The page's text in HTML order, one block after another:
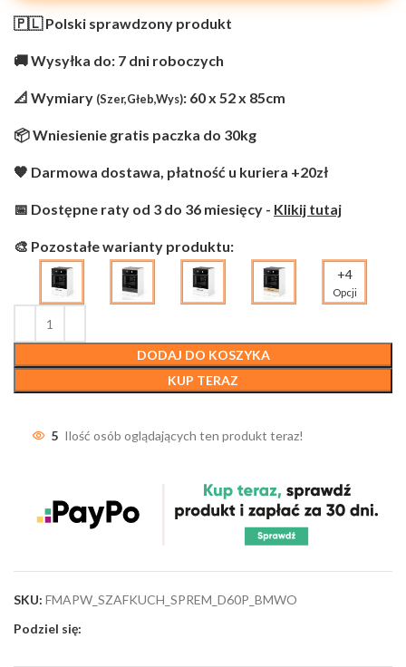
🇵🇱 Polski sprawdzony produkt
🚚 Wysyłka do: 7 dni roboczych
📐 Wymiary (Szer,Głeb,Wys): 60 x 52 x 85cm
📦 Wniesienie gratis paczka do 30kg
🧡 Darmowa dostawa, płatność u kuriera +20zł
📅 Dostępne raty od 3 do 36 miesięcy - Klikij tutaj
🎨 Pozostałe warianty produktu:
+4
Opcji
DODAJ DO KOSZYKA
KUP TERAZ
5 Ilość osób oglądających ten produkt teraz!
SKU: FMAPW_SZAFKUCH_SPREM_D60P_BMWO
Podziel się: